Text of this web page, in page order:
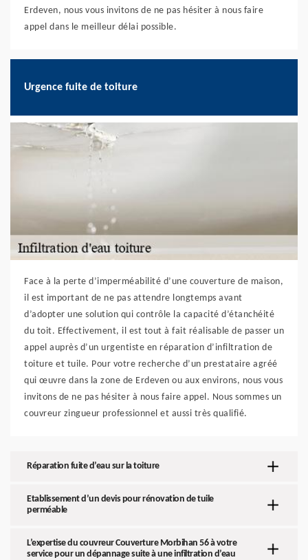
Erdeven, nous vous invitons de ne pas hésiter à nous faire
appel dans le meilleur délai possible.
Urgence fuite de toiture
Face à la perte d’imperméabilité d’une couverture de maison,
il est important de ne pas attendre longtemps avant
d’adopter une solution qui contrôle la capacité d’étanchéité
du toit. Effectivement, il est tout à fait réalisable de passer un
appel auprès d’un urgentiste en réparation d’infiltration de
toiture et tuile. Pour votre recherche d’un prestataire agréé
qui œuvre dans la zone de Erdeven ou aux environs, nous vous
invitons de ne pas hésiter à nous faire appel. Nous sommes un
couvreur zingueur professionnel et aussi très qualifié.
Réparation fuite d’eau sur la toiture
Etablissement d’un devis pour rénovation de tuile
perméable
L’expertise du couvreur Couverture Morbihan 56 à votre
service pour un dépannage suite à une infiltration d’eau